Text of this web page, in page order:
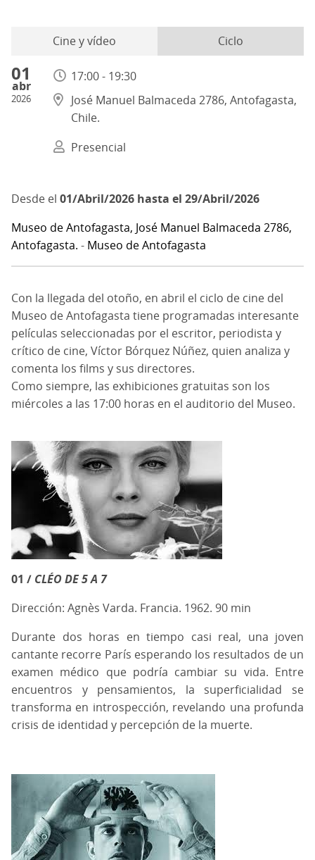
Cine y vídeo Ciclo
01
abr
2026
17:00 - 19:30
José Manuel Balmaceda 2786, Antofagasta,
Chile.
Presencial
01/Abril/2026 hasta el 29/Abril/2026
Museo de Antofagasta, José Manuel Balmaceda 2786,
Antofagasta. - Museo de Antofagasta
Con la llegada del otoño, en abril el ciclo de cine del
Museo de Antofagasta tiene programadas interesante
películas seleccionadas por el escritor, periodista y
crítico de cine, Víctor Bórquez Núñez, quien analiza y
comenta los films y sus directores.
Como siempre, las exhibiciones gratuitas son los
miércoles a las 17:00 horas en el auditorio del Museo.
01 / CLÉO DE 5 A 7
Dirección: Agnès Varda. Francia. 1962. 90 min
Durante dos horas en tiempo casi real, una joven
cantante recorre París esperando los resultados de un
examen médico que podría cambiar su vida. Entre
encuentros y pensamientos, la superficialidad se
transforma en introspección, revelando una profunda
crisis de identidad y percepción de la muerte.